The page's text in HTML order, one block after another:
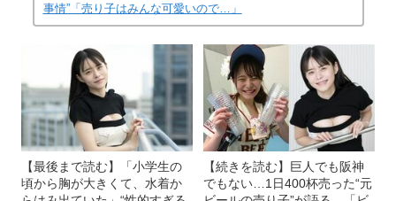
事情”「売り子はみんな可愛いので…」
【最後まで読む】「小学生の
頃から胸が大きくて、水着か
【続きを読む】巨人でも阪神
でもない…1日400杯売った“元